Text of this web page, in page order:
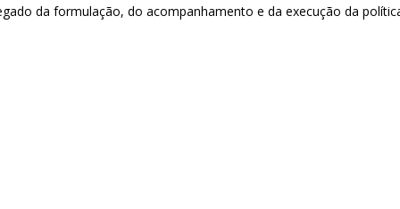
da formulação, do acompanhamento e da execução da